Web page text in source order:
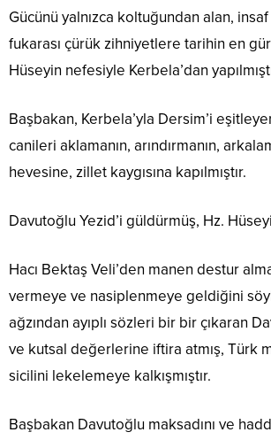
Gücünü yalnızca koltuğundan alan,
fukarası çürük zihniyetlere tarihin en gür
Hüseyin nefesiyle Kerbela’dan
Başbakan, Kerbela’yla Dersim’i
canileri aklamanın, arındırmanın,
hevesine, zillet kaygısına kapılmıştır.
Davutoğlu Yezid’i güldürmüş, Hz.
Hacı Bektaş Veli’den manen destur
vermeye ve nasiplenmeye geldiğini
ağzından ayıplı sözleri bir bir çıkaran
ve kutsal değerlerine iftira atmış, Türk
sicilini lekelemeye kalkışmıştır.
Başbakan Davutoğlu maksadını ve